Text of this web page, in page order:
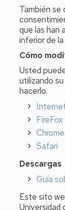
También se
que las han
inferior de
Cómo
Usted
utilizando
hacerlo.
FireFox
Chrome
Safari
Descargas
Guía
Este sito
Universidad